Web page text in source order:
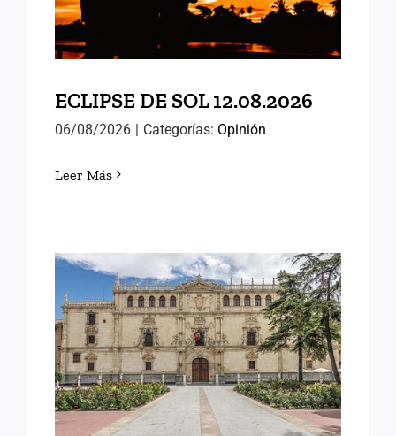
ECLIPSE DE SOL 12.08.2026
06/08/2026 | Categorías: Opinión
Leer Más
MEMORIAS DE ALCALÁ
(III)